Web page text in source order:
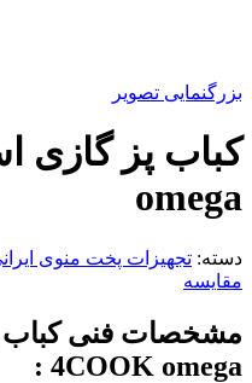
بزرگنمایی تصویر
omega
دسته: تجهیزات پخت منوی
مقایسه
مشخصات فنی کباب
4COOK omega
: